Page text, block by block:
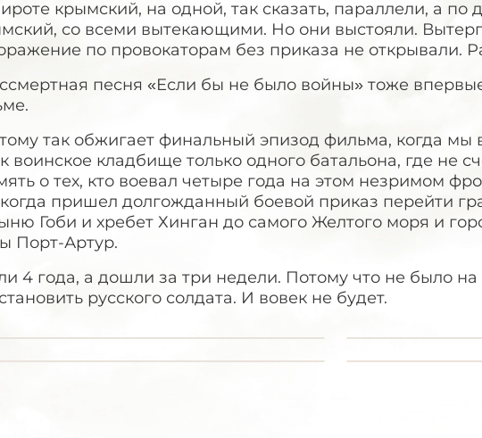
крымский, на одной, так сказать, параллели, а по
со всеми вытекающими. Но они выстояли.
по провокаторам без приказа не
песня «Если бы не было войны» тоже
так обжигает финальный эпизод фильма, когда мы
воинское кладбище только одного батальона, где не
о тех, кто воевал четыре года на этом незримом
пришел долгожданный боевой приказ перейти
Гоби и хребет Хинган до самого Желтого моря и
Порт-Артур.
4 года, а дошли за три недели. Потому что не было на
русского солдата. И вовек не будет.